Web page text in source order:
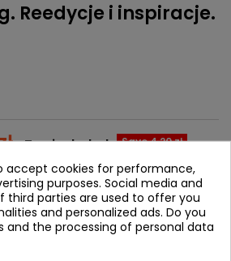
Reedycje i inspiracje.
Save 4.20 zł
Tax included
before promotion:37.80 zł
Product unavailable
accept cookies for performance,
purposes. Social media and
third parties are used to offer you
and personalized ads. Do you
and the processing of personal data